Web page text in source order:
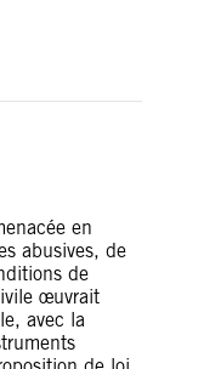
en
abusives, de
de
œuvrait
avec la